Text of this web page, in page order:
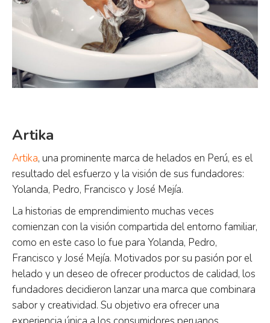
Artika
Artika, una prominente marca de helados en Perú, es el
resultado del esfuerzo y la visión de sus fundadores:
Yolanda, Pedro, Francisco y José Mejía.
La historias de emprendimiento muchas veces
comienzan con la visión compartida del entorno familiar,
como en este caso lo fue para Yolanda, Pedro,
Francisco y José Mejía. Motivados por su pasión por el
helado y un deseo de ofrecer productos de calidad, los
fundadores decidieron lanzar una marca que combinara
sabor y creatividad. Su objetivo era ofrecer una